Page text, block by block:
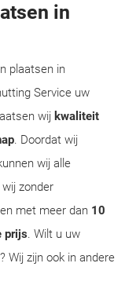
in
plaatsen in
Service uw
wij kwaliteit
. Doordat wij
wij alle
zonder
met meer dan 10
prijs. Wilt u uw
Wij zijn ook in andere